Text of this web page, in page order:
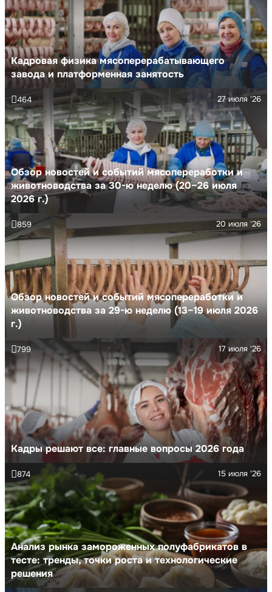
Кадровая физика мясоперерабатывающего
завода и платформенная занятость
Обзор новостей и событий мясопереработки и
животноводства за 30-ю неделю (20–26 июля
2026 г.)
27 июля '26
464
Обзор новостей и событий мясопереработки и
животноводства за 29-ю неделю (13–19 июля 2026
г.)
20 июля '26
859
Кадры решают все: главные вопросы 2026 года
17 июля '26
799
Анализ рынка замороженных полуфабрикатов в
тесте: тренды, точки роста и технологические
решения
15 июля '26
874